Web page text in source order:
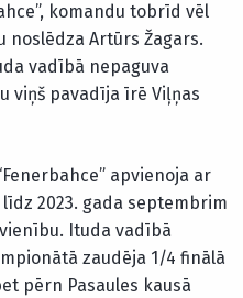
komandu tobrīd vēl
Artūrs Žagars.
vadībā nepaguva
viņš pavadīja īrē Viļņas
apvienoja ar
2023. gada septembrim
Ituda vadībā
zaudēja 1/4 finālā
pērn Pasaules kausā